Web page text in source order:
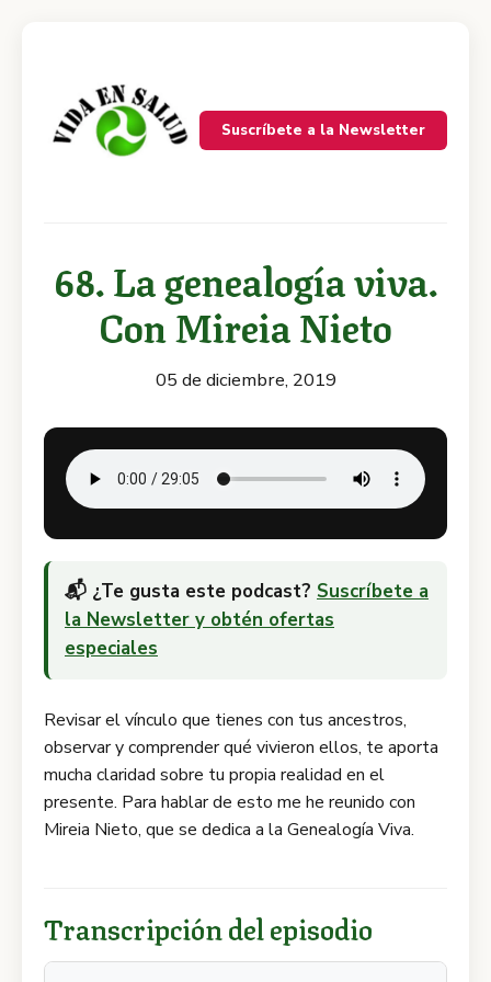
Suscríbete a la Newsletter
68. La genealogía viva.
Con Mireia Nieto
05 de diciembre, 2019
📬 ¿Te gusta este podcast? Suscríbete a
la Newsletter y obtén ofertas
especiales
Revisar el vínculo que tienes con tus ancestros,
observar y comprender qué vivieron ellos, te aporta
mucha claridad sobre tu propia realidad en el
presente. Para hablar de esto me he reunido con
Mireia Nieto, que se dedica a la Genealogía Viva.
Transcripción del episodio